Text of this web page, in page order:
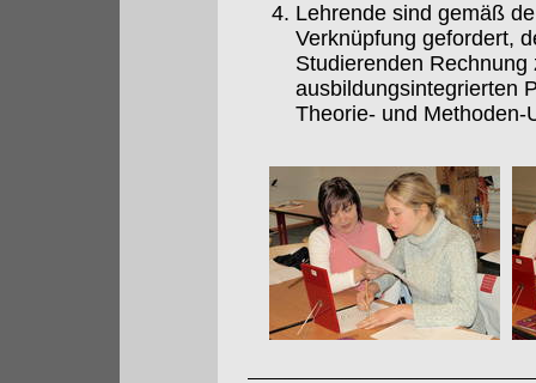
Lehrende sind gemäß
Verknüpfung gefordert,
Studierenden
ausbildungsintegrierten
Theorie- und Methoden-